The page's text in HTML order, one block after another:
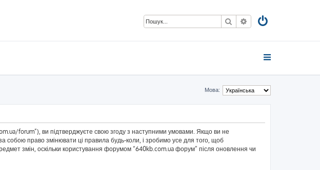
ПошукРозширений пошук
Мова:
forum”), ви підтверджуєте свою згоду з наступними умовами. Якщо ви не
собою право змінювати ці правила будь-коли, і зробимо усе для того, щоб
змін, оскільки користування форумом “640kb.com.ua форум” після оновлення чи